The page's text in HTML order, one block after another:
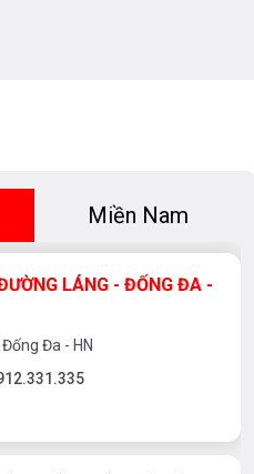
Miền Nam
LÁNG - ĐỐNG ĐA -
Đa - HN